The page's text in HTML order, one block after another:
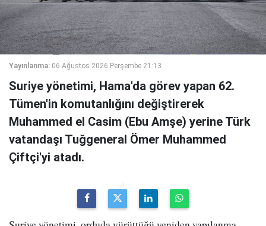
Yayınlanma: 06 Ağustos 2026 Perşembe 21:13
Suriye yönetimi, Hama'da görev yapan 62.
Tümen'in komutanlığını değiştirerek
Muhammed el Casim (Ebu Amşe) yerine Türk
vatandaşı Tuğgeneral Ömer Muhammed
Çiftçi'yi atadı.